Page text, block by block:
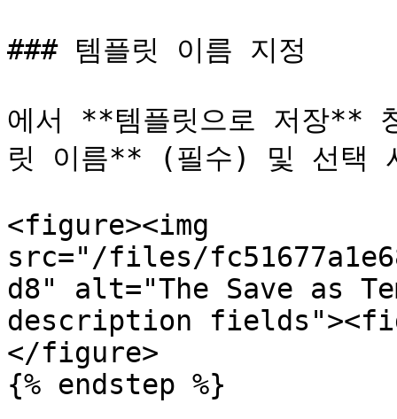
### 템플릿 이름 지정
에서 **템플릿으로 저장**
릿 이름** (필수) 및 선택
<figure><img
src="/files/
d8" alt="The Save as
description
</figure>
{% endstep %}